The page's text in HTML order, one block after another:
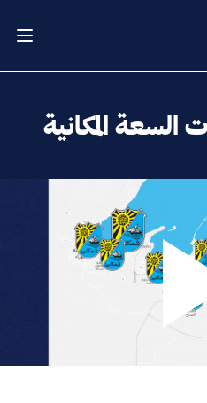
فتح
المكانية